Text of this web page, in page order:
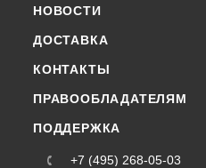
НОВОСТИ
ДОСТАВКА
КОНТАКТЫ
ПРАВООБЛАДАТЕЛЯМ
ПОДДЕРЖКА
+7 (495) 268-05-03